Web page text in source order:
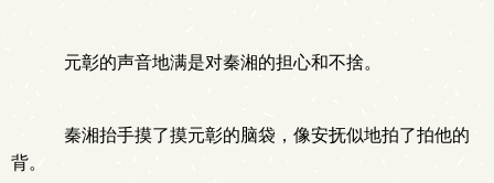
元彰的声音地满是对秦湘的担心和不捨。
秦湘抬手摸了摸元彰的脑袋，像安抚似地拍了拍他的
背。